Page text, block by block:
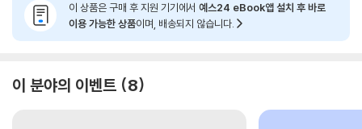
이 상품은 구매 후 지원 기기에서 예스24 eBook앱 설치 후 바로
이용 가능한 상품이며, 배송되지 않습니다.
이 분야의 이벤트 8